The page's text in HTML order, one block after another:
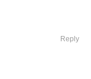
Reply